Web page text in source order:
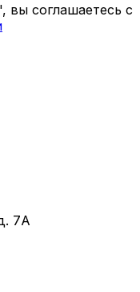
вы соглашаетесь с
7А